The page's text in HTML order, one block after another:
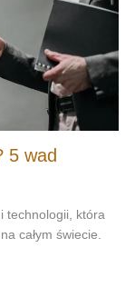
5 wad
technologii, która
całym świecie.